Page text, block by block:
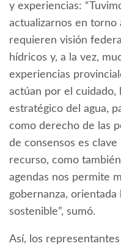
y experiencias:
actualizarnos en torno
requieren visión
hídricos y, a la vez,
experiencias
actúan por el cuidado,
estratégico del agua,
como derecho de las
de consensos es
recurso, como
agendas nos permite
gobernanza,
sostenible”, sumó.
Así, los